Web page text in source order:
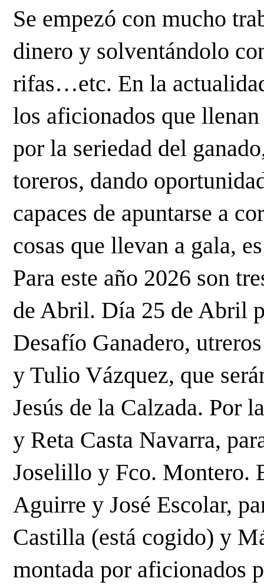
Se empezó con mucho
dinero y solventándolo
rifas…etc. En la
los aficionados que
por la seriedad del
toreros, dando
capaces de apuntarse a
cosas que llevan a gala,
Para este año 2026 son
de Abril. Día 25 de Abril
Desafío Ganadero,
y Tulio Vázquez, que
Jesús de la Calzada. Por
y Reta Casta Navarra,
Joselillo y Fco. Montero.
Aguirre y José Escolar,
Castilla (está cogido) y
montada por aficionados